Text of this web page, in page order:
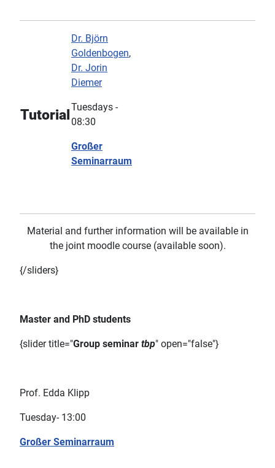
Tutorial
Dr. Björn
Goldenbogen,
Dr. Jorin
Diemer
Tuesdays -
08:30
Großer
Seminarraum
Material and further information will be available in
the joint moodle course (available soon).
{/sliders}
Master and PhD students
{slider title="Group seminar tbp" open="false"}
Prof. Edda Klipp
Tuesday- 13:00
Großer Seminarraum